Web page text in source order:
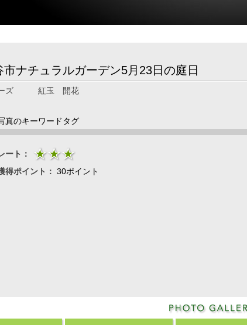
市ナチュラルガーデン5月23日の庭日
ーズ 紅玉 開花
真のキーワードタグ
ート：
得ポイント： 30ポイント